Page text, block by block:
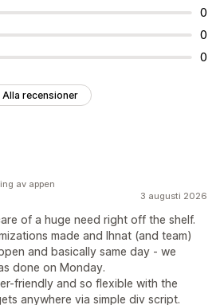
0
0
0
Alla recensioner
3 augusti 2026
of a huge need right off the shelf.
made and Ihnat (and team)
and basically same day - we
done on Monday.
friendly and so flexible with the
anywhere via simple div script.
av appen